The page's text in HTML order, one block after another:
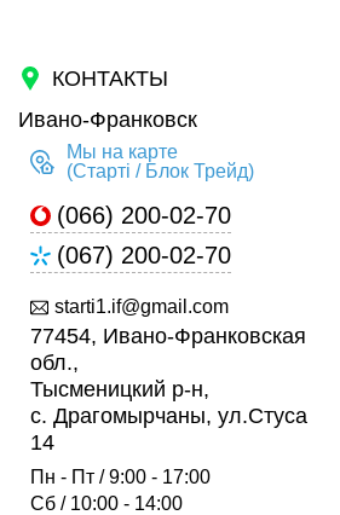
КОНТАКТЫ
Ивано-Франковск
Мы на карте
(Старті / Блок Трейд)
(066) 200-02-70
(067) 200-02-70
starti1.if@gmail.com
77454, Ивано-Франковская
обл.,
Тысменицкий р-н,
с. Драгомырчаны, ул.Стуса
14
Пн - Пт / 9:00 - 17:00
Сб / 10:00 - 14:00